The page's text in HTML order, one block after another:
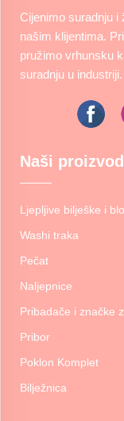
Cijenimo suradnju i
našim klijentima.
pružimo vrhunsku
suradnju u
Naši
Ljepljive bilješke i
Washi traka
Pečat
Naljepnice
Pribadače i značke
Pribor
Poklon Komplet
Bilježnica